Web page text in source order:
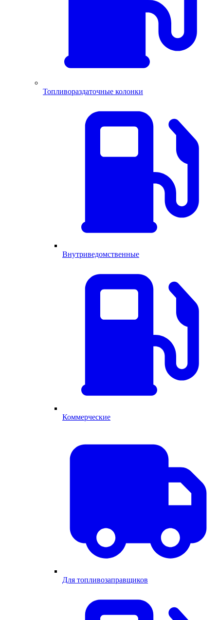
Топливораздаточные колонки
Внутриведомственные
Коммерческие
Для топливозаправщиков